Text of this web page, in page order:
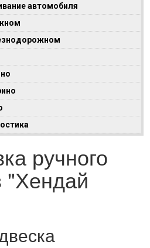
автомобиля
ручного
"Хендай